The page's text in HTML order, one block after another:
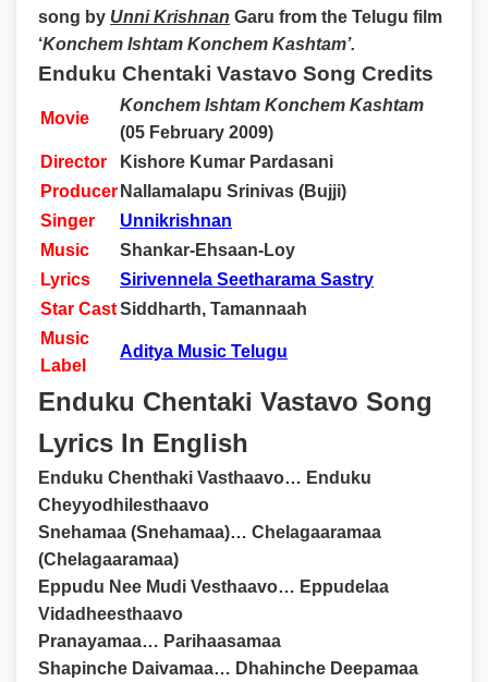
song by Unni Krishnan Garu from the Telugu film
‘Konchem Ishtam Konchem Kashtam’.
Enduku Chentaki Vastavo Song Credits
Movie
Konchem Ishtam Konchem Kashtam
(05 February 2009)
Director
Kishore Kumar Pardasani
Producer Nallamalapu Srinivas (Bujji)
Singer
Unnikrishnan
Music
Shankar-Ehsaan-Loy
Lyrics
Sirivennela Seetharama Sastry
Star CastSiddharth, Tamannaah
Music
Label
Aditya Music Telugu
Enduku Chentaki Vastavo Song
Lyrics In English
Enduku Chenthaki Vasthaavo… Enduku
Cheyyodhilesthaavo
Snehamaa (Snehamaa)… Chelagaaramaa
(Chelagaaramaa)
Eppudu Nee Mudi Vesthaavo… Eppudelaa
Vidadheesthaavo
Pranayamaa… Parihaasamaa
Shapinche Daivamaa… Dhahinche Deepamaa